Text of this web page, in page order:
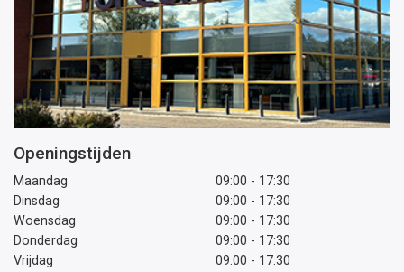
Openingstijden
Maandag
09:00 - 17:30
Dinsdag
09:00 - 17:30
Woensdag
09:00 - 17:30
Donderdag
09:00 - 17:30
Vrijdag
09:00 - 17:30